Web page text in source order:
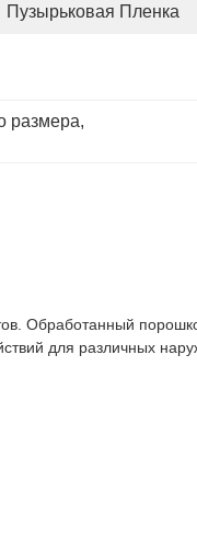
Пузырьковая Пленка
размера,
Обработанный
для различных